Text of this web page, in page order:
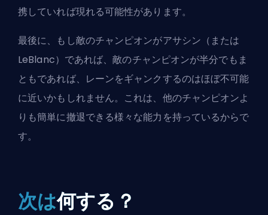
携していれば現れる可能性があります。
最後に、もし敵のチャンピオンがアサシン（または
LeBlanc）であれば、敵のチャンピオンが半分でもま
ともであれば、レーンをギャンクするのはほぼ不可能
に近いかもしれません。これは、他のチャンピオンよ
りも簡単に撤退できる様々な能力を持っているからで
す。
次は何する？